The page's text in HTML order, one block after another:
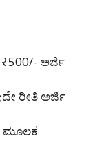
₹500/- ಅರ್ಜಿ
ರೀತಿ ಅರ್ಜಿ
ಮೂಲಕ